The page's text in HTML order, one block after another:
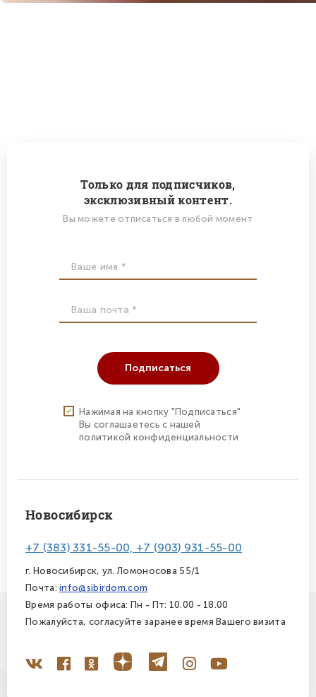
Только для подписчиков,
эксклюзивный контент.
Вы можете отписаться в любой момент
Подписаться
Нажимая на кнопку "Подписаться"
Вы соглашаетесь с нашей
политикой конфиденциальности
Новосибирск
+7 (383) 331-55-00, +7 (903) 931-55-00
г. Новосибирск, ул. Ломоносова 55/1
Почта:info@sibirdom.com
Время работы офиса: Пн - Пт: 10.00 - 18.00
Пожалуйста, согласуйте заранее время Вашего визита